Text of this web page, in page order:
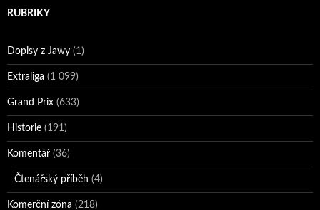
RUBRIKY
Dopisy z Jawy (1)
Extraliga (1 099)
Grand Prix (633)
Historie (191)
Komentář (36)
Čtenářský příběh (4)
Komerční zóna (218)